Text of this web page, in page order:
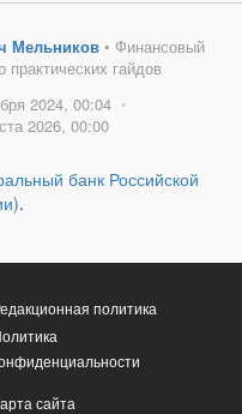
Мельников• Финансовый
практических гайдов
2024, 00:04 •
2026, 00:00
банк Российской
.
политика
сайта